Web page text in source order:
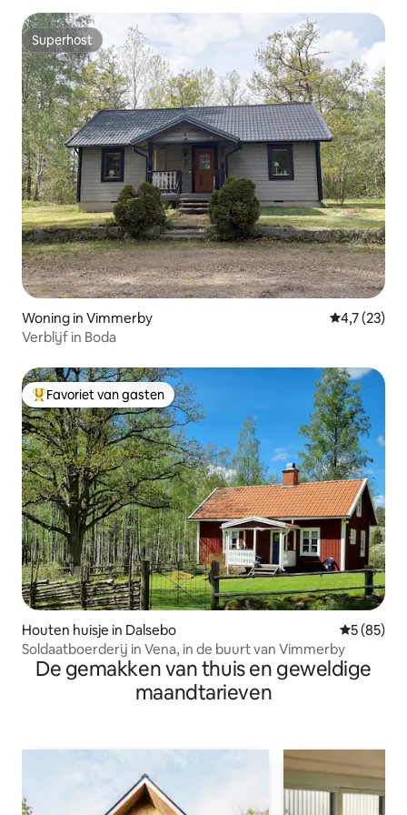
Superhost
Superhost
Woning in Vimmerby
4,7 (23)
Verblijf in Boda
Topfavoriet van gasten
Favoriet van gasten
Houten huisje in Dalsebo
5 (85)
Soldaatboerderij in Vena, in de buurt van Vimmerby
De gemakken van thuis en geweldige
maandtarieven